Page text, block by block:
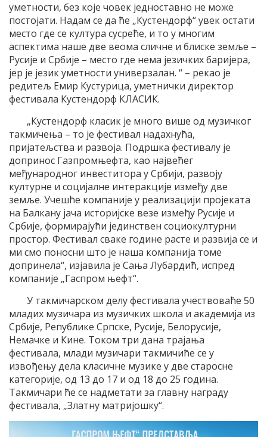
уметности, без које човек једноставно не може
постојати. Надам се да ће „Кустендорф“ увек остати
место где се култура сусреће, и то у многим
аспектима наше две веома сличне и блиске земље –
Русије и Србије – место где нема језичких баријера,
јер је језик уметности универзалан. “ – рекао је
редитељ Емир Кустурица, уметнички директор
фестивала Кустендорф КЛАСИК.
„Кустендорф класик је много више од музичког
такмичења – то је фестивал надахнућа,
пријатељства и развоја. Подршка фестивалу је
допринос Газпромњефта, као највећег
међународног инвеститора у Србији, развоју
културне и социјалне интеракције између две
земље. Учешће компаније у реализацији пројеката
на Балкану јача историјске везе између Русије и
Србије, формирајући јединствен социокултурни
простор. Фестивал сваке године расте и развија се и
ми смо поносни што је наша компанија томе
допринела“, изјавила је Сања Лубардић, испред
компаније „Гаспром њефт“.
У такмичарском делу фестивала учествоваће 50
младих музичара из музичких школа и академија из
Србије, Републике Српске, Русије, Белорусије,
Немачке и Кине. Током три дана трајања
фестивала, млади музичари такмичиће се у
извођењу дела класичне музике у две старосне
категорије, од 13 до 17 и од 18 до 25 година.
Такмичари ће се надметати за главну награду
фестивала, „Златну матријошку“.